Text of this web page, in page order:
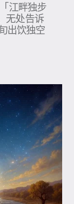
「江畔独步
无处告诉
出饮独空